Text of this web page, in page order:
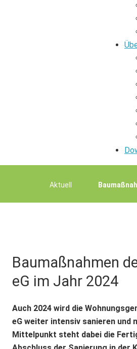
Aktuell
Baumaßnahmen
eG im Jahr 2024
Auch 2024 wird die
eG weiter intensiv sanieren und
Mittelpunkt steht dabei die